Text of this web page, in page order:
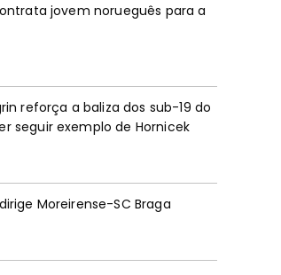
jovem norueguês para a
reforça a baliza dos sub-19 do
seguir exemplo de Hornicek
Moreirense-SC Braga